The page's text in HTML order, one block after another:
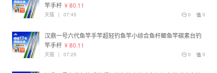
竿手杆 ¥ 80.11
0
0
天猫 | 07:45
汉鼎一号六代鱼竿手竿超轻钓鱼竿小综合鱼杆鲫鱼竿碳素台钓
竿手杆 ¥ 80.11
0
0
天猫 | 07:25